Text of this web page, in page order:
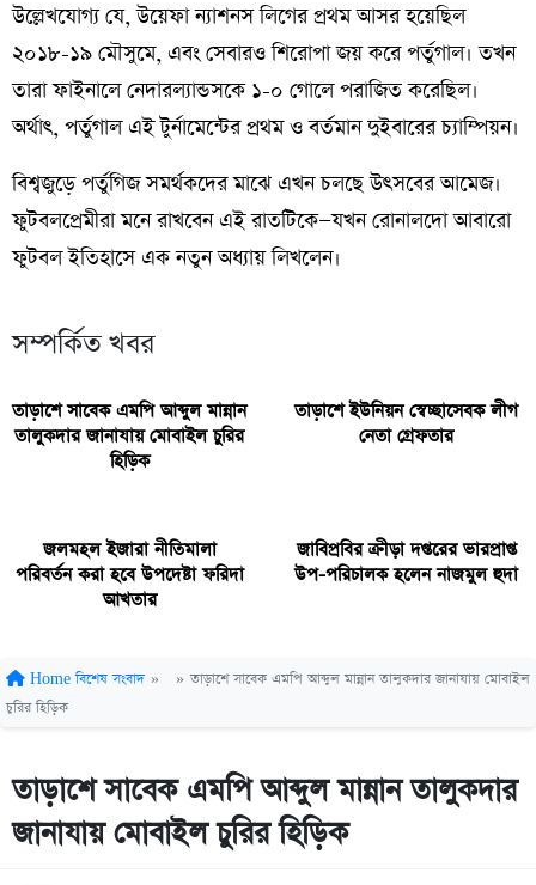
উল্লেখযোগ্য যে, উয়েফা ন্যাশনস লিগের প্রথম আসর হয়েছিল
২০১৮-১৯ মৌসুমে, এবং সেবারও শিরোপা জয় করে পর্তুগাল। তখন
তারা ফাইনালে নেদারল্যান্ডসকে ১-০ গোলে পরাজিত করেছিল।
অর্থাৎ, পর্তুগাল এই টুর্নামেন্টের প্রথম ও বর্তমান দুইবারের চ্যাম্পিয়ন।
বিশ্বজুড়ে পর্তুগিজ সমর্থকদের মাঝে এখন চলছে উৎসবের আমেজ।
ফুটবলপ্রেমীরা মনে রাখবেন এই রাতটিকে—যখন রোনালদো আবারো
ফুটবল ইতিহাসে এক নতুন অধ্যায় লিখলেন।
সম্পর্কিত খবর
তাড়াশে সাবেক এমপি আব্দুল মান্নান
তালুকদার জানাযায় মোবাইল চুরির
হিড়িক
তাড়াশে ইউনিয়ন স্বেচ্ছাসেবক লীগ
নেতা গ্রেফতার
জলমহল ইজারা নীতিমালা
পরিবর্তন করা হবে উপদেষ্টা ফরিদা
আখতার
জাবিপ্রবির ক্রীড়া দপ্তরের ভারপ্রাপ্ত
উপ-পরিচালক হলেন নাজমুল হুদা
Home বিশেষ সংবাদ » » তাড়াশে সাবেক এমপি আব্দুল মান্নান তালুকদার জানাযায় মোবাইল
চুরির হিড়িক
তাড়াশে সাবেক এমপি আব্দুল মান্নান তালুকদার
জানাযায় মোবাইল চুরির হিড়িক